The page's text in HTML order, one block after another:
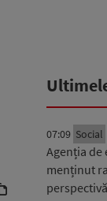
07:09 Social
Agenția de
menținut